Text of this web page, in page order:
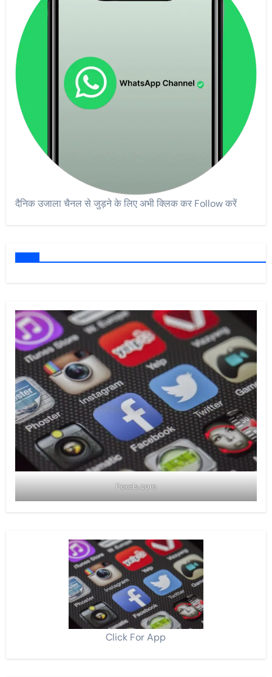
दैनिक उजाला चैनल से जुड़ने के लिए अभी क्लिक कर Follow करें
Pexels.com
Click For App